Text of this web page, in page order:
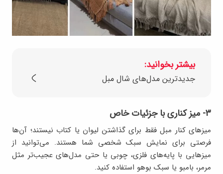
بیشتر بخوانید:
جدیدترین مدل‌های شال مبل
۳- میز کناری با جزئیات خاص
میزهای کنار مبل فقط برای گذاشتن لیوان یا کتاب نیستند؛ آن‌ها
فرصتی برای نمایش سبک شخصی شما هستند. می‌توانید از
میزهایی با پایه‌های فلزی، چوبی یا حتی مدل‌های عجیب‌تر مثل
مرمر، بامبو یا سبک بوهو استفاده کنید.